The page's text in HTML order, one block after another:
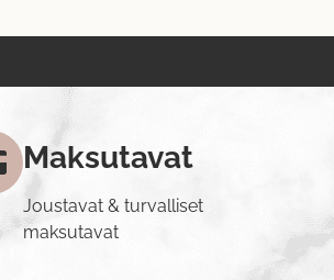
Maksutavat
Joustavat & turvalliset
maksutavat